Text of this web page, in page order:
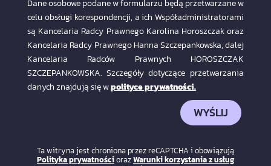
Dane osobowe podane w formularzu będą przetwarzane w
celu obsługi korespondencji, a ich Współadministratorami
są Kancelaria Radcy Prawnego Karolina Horoszczak oraz
Kancelaria Radcy Prawnego Hanna Szczepankowska, dalej
Kancelaria Radców Prawnych HOROSZCZAK
SZCZEPANKOWSKA. Szczegóły dotyczące przetwarzania
danych znajdują się wpolityce prywatności.
WYŚLIJ
Ta witryna jest chroniona przez reCAPTCHA i obowiązują
Polityka prywatnościorazWarunki korzystania z usług